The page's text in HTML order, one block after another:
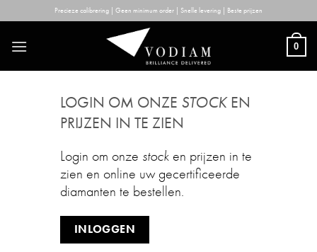
to
content
Precieze calibrering | Geen minimum order | Snelle levering | Beste prijzen
0
LOGIN OM ONZE STOCKEN
PRIJZEN IN TE ZIEN
Login om onze stock en prijzen in te
zien en online uw gecertificeerde
diamanten te bestellen.
INLOGGEN